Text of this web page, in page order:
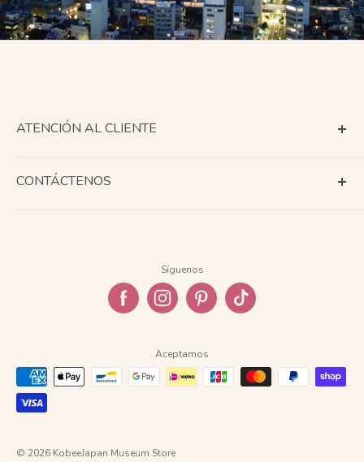
ATENCIÓN AL CLIENTE
política de privacidad
CONTÁCTENOS
Síguenos
Aceptamos
© 2026 KobeeJapan Museum Store